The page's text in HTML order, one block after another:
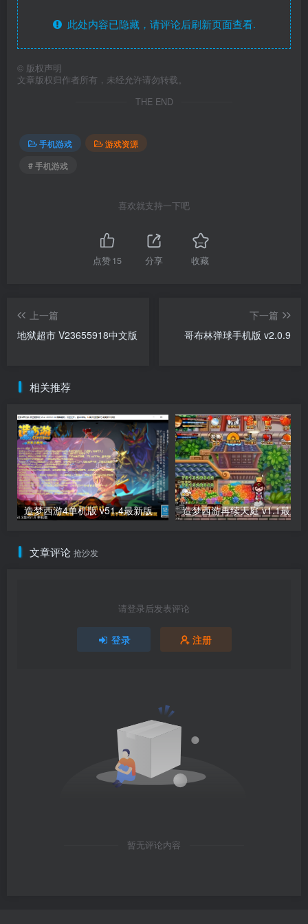
此处内容已隐藏，请评论后刷新页面查看.
© 版权声明
文章版权归作者所有，未经允许请勿转载。
THE END
手机游戏
游戏资源
# 手机游戏
喜欢就支持一下吧
点赞15 分享 收藏
上一篇
地狱超市 V23655918中文版
下一篇
哥布林弹球手机版 v2.0.9
相关推荐
造梦西游4单机版 v51.4最新版 造梦西游再续天庭 v1.1最新
文章评论 抢沙发
请登录后发表评论
登录 注册
暂无评论内容